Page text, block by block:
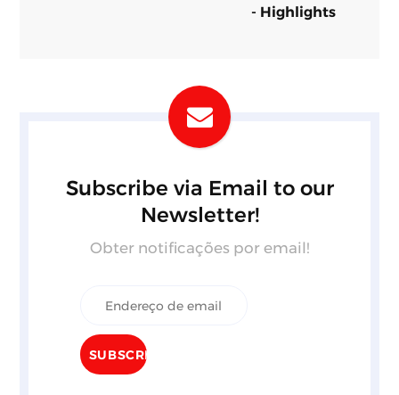
- Highlights
Subscribe via Email to our
Newsletter!
Obter notificações por email!